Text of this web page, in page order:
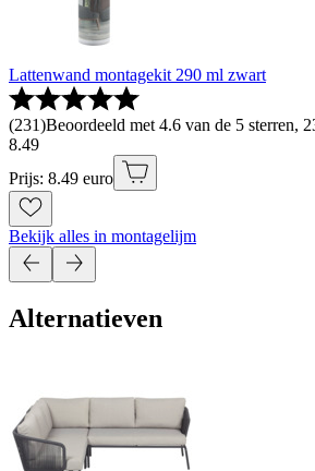
Lattenwand montagekit 290 ml zwart
(231)Beoordeeld met 4.6 van de 5 sterren,
8.49
Prijs: 8.49 euro
Bekijk alles in montagelijm
Alternatieven